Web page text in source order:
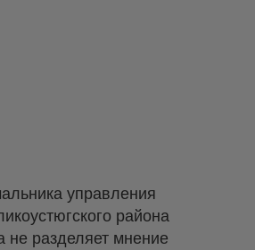
управления
района
разделяет мнение